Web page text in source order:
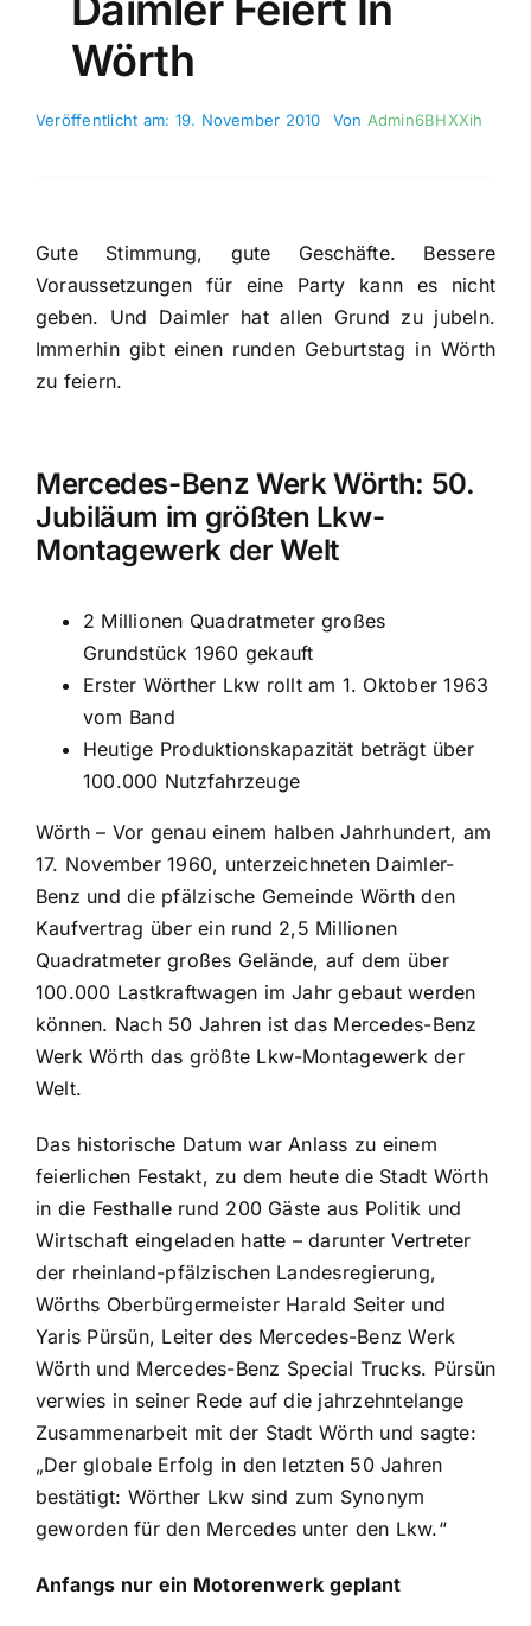
Wörth
Veröffentlicht am: 19. November 2010 Von Admin6BHXXih
Gute Stimmung, gute Geschäfte. Bessere
Voraussetzungen für eine Party kann es nicht
geben. Und Daimler hat allen Grund zu jubeln.
Immerhin gibt einen runden Geburtstag in Wörth
zu feiern.
Mercedes-Benz Werk Wörth: 50.
Jubiläum im größten Lkw-
Montagewerk der Welt
2 Millionen Quadratmeter großes
Grundstück 1960 gekauft
Erster Wörther Lkw rollt am 1. Oktober 1963
vom Band
Heutige Produktionskapazität beträgt über
100.000 Nutzfahrzeuge
Wörth – Vor genau einem halben Jahrhundert, am
17. November 1960, unterzeichneten Daimler-
Benz und die pfälzische Gemeinde Wörth den
Kaufvertrag über ein rund 2,5 Millionen
Quadratmeter großes Gelände, auf dem über
100.000 Lastkraftwagen im Jahr gebaut werden
können. Nach 50 Jahren ist das Mercedes-Benz
Werk Wörth das größte Lkw-Montagewerk der
Welt.
Das historische Datum war Anlass zu einem
feierlichen Festakt, zu dem heute die Stadt Wörth
in die Festhalle rund 200 Gäste aus Politik und
Wirtschaft eingeladen hatte – darunter Vertreter
der rheinland-pfälzischen Landesregierung,
Wörths Oberbürgermeister Harald Seiter und
Yaris Pürsün, Leiter des Mercedes-Benz Werk
Wörth und Mercedes-Benz Special Trucks. Pürsün
verwies in seiner Rede auf die jahrzehntelange
Zusammenarbeit mit der Stadt Wörth und sagte:
„Der globale Erfolg in den letzten 50 Jahren
bestätigt: Wörther Lkw sind zum Synonym
geworden für den Mercedes unter den Lkw.“
Anfangs nur ein Motorenwerk geplant